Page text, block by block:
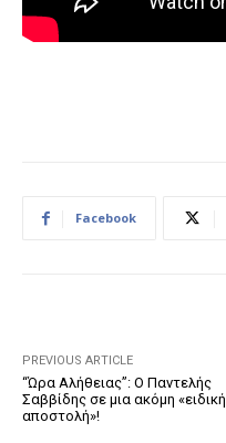
Facebook
PREVIOUS ARTICLE
“Ώρα Αλήθειας”: Ο Παντελής
Σαββίδης σε μια ακόμη «ειδική
αποστολή»!